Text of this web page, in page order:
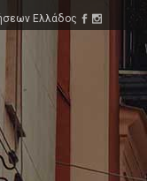
Ελλάδος